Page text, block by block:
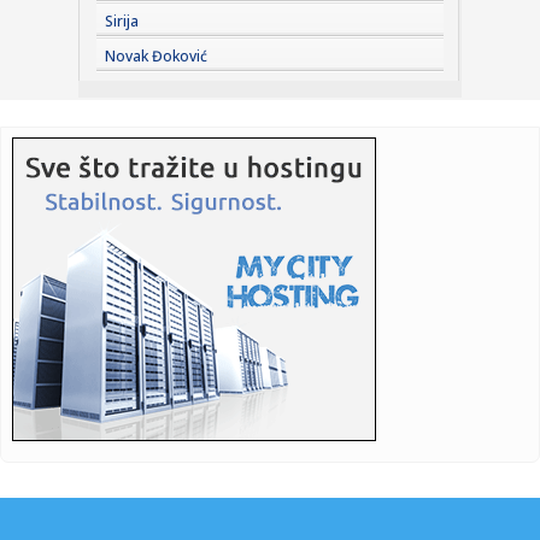
22:43:NUNS: Osuđujemo zastrašivanje redakcije A1tv iz Novog
Pazara
22:39: Sad VAR nema šta da traži – pogodio Zubairu VIDEO
22:39:
22:36:Maja pobesnela zbog Asmina i njegove bankarke, pa
otkrila: "On vi...
22:35:Drama u Hrvatskoj: Požar uništio apartman, vlasnik tvrdi da
su ...
22:35:Sudar dva tramvaja u Njemačkoj, više od 25 povrijeđenih
Sirija
Novak Đoković